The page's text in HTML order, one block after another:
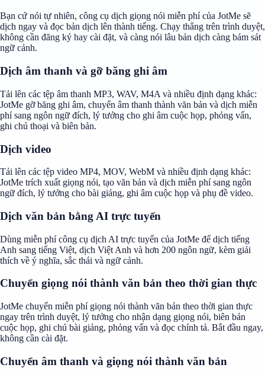
Bạn cứ nói tự nhiên, công cụ dịch giọng nói miễn phí của JotMe sẽ
dịch ngay và đọc bản dịch lên thành tiếng. Chạy thẳng trên trình duyệt,
không cần đăng ký hay cài đặt, và càng nói lâu bản dịch càng bám sát
ngữ cảnh.
Dịch âm thanh và gỡ băng ghi âm
Tải lên các tệp âm thanh MP3, WAV, M4A và nhiều định dạng khác:
JotMe gỡ băng ghi âm, chuyển âm thanh thành văn bản và dịch miễn
phí sang ngôn ngữ đích, lý tưởng cho ghi âm cuộc họp, phỏng vấn,
ghi chú thoại và biên bản.
Dịch video
Tải lên các tệp video MP4, MOV, WebM và nhiều định dạng khác:
JotMe trích xuất giọng nói, tạo văn bản và dịch miễn phí sang ngôn
ngữ đích, lý tưởng cho bài giảng, ghi âm cuộc họp và phụ đề video.
Dịch văn bản bằng AI trực tuyến
Dùng miễn phí công cụ dịch AI trực tuyến của JotMe để dịch tiếng
Anh sang tiếng Việt, dịch Việt Anh và hơn 200 ngôn ngữ, kèm giải
thích về ý nghĩa, sắc thái và ngữ cảnh.
Chuyển giọng nói thành văn bản theo thời gian thực
JotMe chuyển miễn phí giọng nói thành văn bản theo thời gian thực
ngay trên trình duyệt, lý tưởng cho nhận dạng giọng nói, biên bản
cuộc họp, ghi chú bài giảng, phỏng vấn và đọc chính tả. Bắt đầu ngay,
không cần cài đặt.
Chuyển âm thanh và giọng nói thành văn bản